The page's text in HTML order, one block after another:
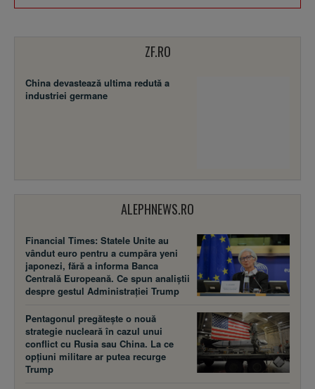
ZF.RO
China devastează ultima redută a
industriei germane
ALEPHNEWS.RO
Financial Times: Statele Unite au
vândut euro pentru a cumpăra yeni
japonezi, fără a informa Banca
Centrală Europeană. Ce spun analiștii
despre gestul Administrației Trump
Pentagonul pregătește o nouă
strategie nucleară în cazul unui
conflict cu Rusia sau China. La ce
opțiuni militare ar putea recurge
Trump